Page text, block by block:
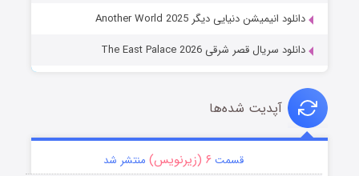
دانلود انیمیشن دنیایی دیگر Another World 2025
دانلود سریال قصر شرقی The East Palace 2026
آپدیت شده‌ها
قسمت ۶ (زیرنویس) منتشر شد